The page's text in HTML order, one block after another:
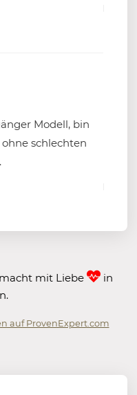
Modell, bin
schlechten
mit Liebe
in
auf ProvenExpert.com